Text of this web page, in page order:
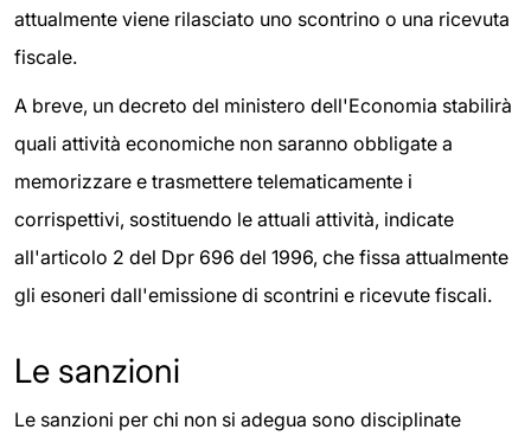
attualmente viene rilasciato uno scontrino o una ricevuta
fiscale.
A breve, un decreto del ministero dell'Economia stabilirà
quali attività economiche non saranno obbligate a
memorizzare e trasmettere telematicamente i
corrispettivi, sostituendo le attuali attività, indicate
all'articolo 2 del Dpr 696 del 1996, che fissa attualmente
gli esoneri dall'emissione di scontrini e ricevute fiscali.
Le sanzioni
Le sanzioni per chi non si adegua sono disciplinate